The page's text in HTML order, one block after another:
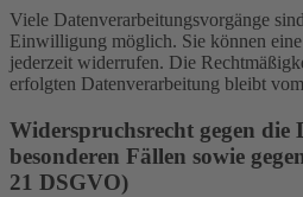
Viele Datenverarbeitungsvorgänge
Einwilligung möglich. Sie können
jederzeit widerrufen. Die
erfolgten Datenverarbeitung bleibt
Widerspruchsrecht gegen die
besonderen Fällen sowie
21 DSGVO)